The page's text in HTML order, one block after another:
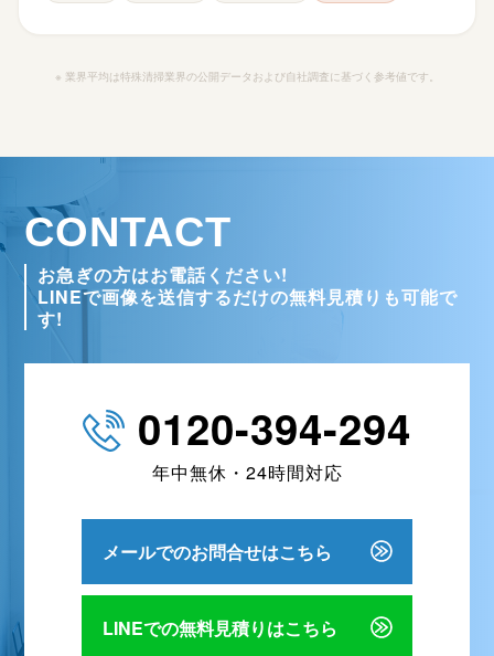
※ 業界平均は特殊清掃業界の公開データおよび自社調査に基づく参考値です。
CONTACT
お急ぎの方はお電話ください!
LINEで画像を送信するだけの無料見積りも可能で
す!
0120-394-294
年中無休・24時間対応
メールでのお問合せはこちら
LINEでの無料見積りはこちら